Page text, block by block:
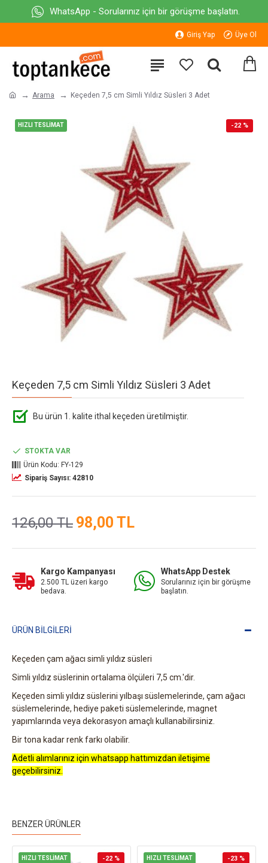
WhatsApp - Sorularınız için bir görüşme başlatın.
Giriş Yap Üye Ol
Arama Keçeden 7,5 cm Simli Yıldız Süsleri 3 Adet
HIZLI TESLİMAT -22 %
Keçeden 7,5 cm Simli Yıldız Süsleri 3 Adet
Bu ürün 1. kalite ithal keçeden üretilmiştir.
98,00 TL
126,00 TL
STOKTA VAR
Ürün Kodu: FY-129
Sipariş Sayısı: 42810
Kargo Kampanyası
2.500 TL üzeri kargo
bedava.
WhatsApp Destek
Sorularınız için bir görüşme
başlatın.
ÜRÜN BILGILERI
Keçeden çam ağacı simli yıldız süsleri
Simli yıldız süslerinin ortalama ölçüleri 7,5 cm.'dir.
Keçeden simli yıldız süslerini yılbaşı süslemelerinde, çam ağacı
süslemelerinde, hediye paketi süslemelerinde, magnet
yapımlarında veya dekorasyon amaçlı kullanabilirsiniz.
Bir tona kadar renk farkı olabilir.
Adetli alımlarınız için whatsapp hattımızdan iletişime
geçebilirsiniz.
BENZER ÜRÜNLER
HIZLI TESLİMAT -22 % HIZLI TESLİMAT -23 %